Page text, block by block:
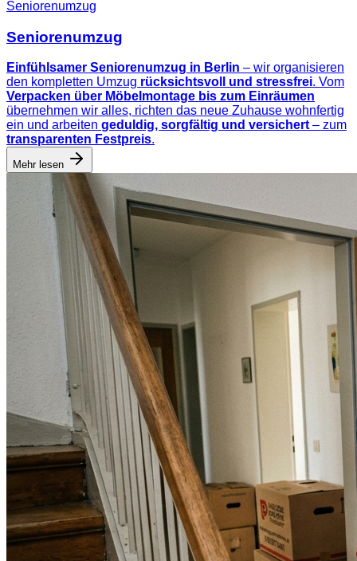
Seniorenumzug
Seniorenumzug
Einfühlsamer Seniorenumzug in Berlin – wir organisieren
den kompletten Umzug rücksichtsvoll und stressfrei. Vom
Verpacken über Möbelmontage bis zum Einräumen
übernehmen wir alles, richten das neue Zuhause wohnfertig
ein und arbeiten geduldig, sorgfältig und versichert– zum
transparenten Festpreis.
Mehr lesen